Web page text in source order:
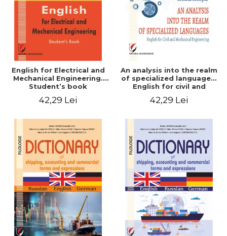
English for Electrical and
Mechanical Engineering.
Student’s book
42,29 Lei
An analysis into the realm
of specialized languages.
English for civil and
42,29 Lei